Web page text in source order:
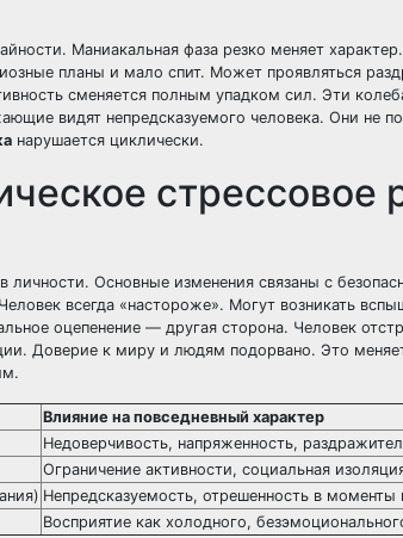
Маниакальная фаза резко меняет
планы и мало спит. Может проявляться
сменяется полным упадком сил. Эти
видят непредсказуемого человека. Они не
нарушается циклически.
стрессовое
личности. Основные изменения связаны с
всегда «настороже». Могут возникать
оцепенение — другая сторона. Человек
Доверие к миру и людям подорвано. Это
Влияние на повседневный характер
Недоверчивость, напряженность,
Ограничение активности, социальная
Непредсказуемость, отрешенность в моменты
Восприятие как холодного,